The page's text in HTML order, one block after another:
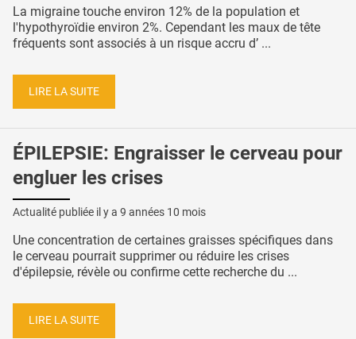
La migraine touche environ 12% de la population et
l'hypothyroïdie environ 2%. Cependant les maux de tête
fréquents sont associés à un risque accru d’ ...
LIRE LA SUITE
ÉPILEPSIE: Engraisser le cerveau pour
engluer les crises
Actualité publiée il y a 9 années 10 mois
Une concentration de certaines graisses spécifiques dans
le cerveau pourrait supprimer ou réduire les crises
d'épilepsie, révèle ou confirme cette recherche du ...
LIRE LA SUITE